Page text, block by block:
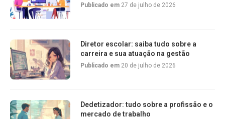
Publicado em 27 de julho de 2026
Diretor escolar: saiba tudo sobre a
carreira e sua atuação na gestão
Publicado em 20 de julho de 2026
Dedetizador: tudo sobre a profissão e o
mercado de trabalho